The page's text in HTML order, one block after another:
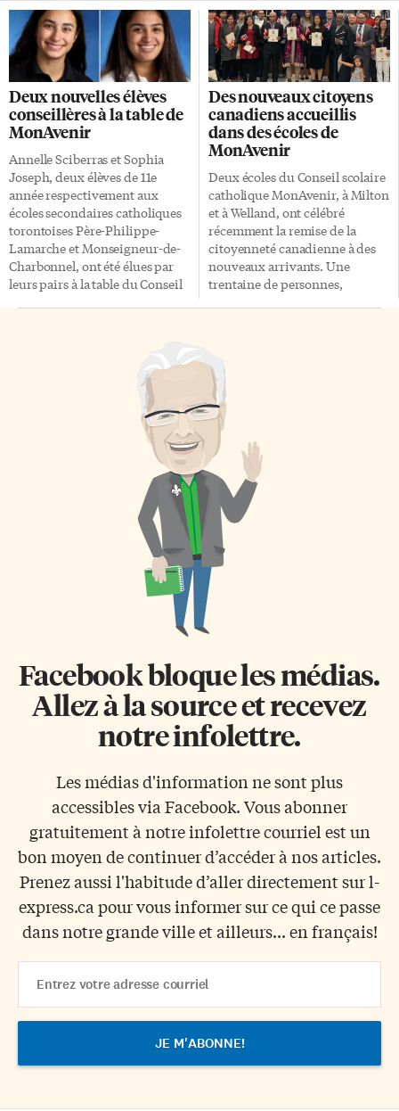
l’élémentaire dans toute la
province, ont indiqué jeudi le
premier ministre Doug Ford et
le ministre de l’Éducation,
Stephen Lecce. Mais au
secondaire, un modèle hybride
– avec des cohortes limitées à 15
élèves et une alternance de
cours en classe et en ligne – est
prescrit pour 24 conseils
scolaires, dont les gros conseils
[…]
surintendants gèrent diverses
activités ou secteurs du
Conseil). Diplômée des
Universités de Toronto et de la
Laurentienne à Sudbury, Mme
Kozak cumule plus de 20 ans
d’expérience en éducation. Elle
est originaire de la région de
Toronto, et elle a elle-même
étudié dans une école du Csc
MonAvenir, à l’époque où il se
nommait Conseil scolaire de
district catholique Centre-Sud.
Elle a enseigné pendant plus de
[…]
Deux nouvelles élèves
conseillères à la table de
MonAvenir
Annelle Sciberras et Sophia
Joseph, deux élèves de 11e
année respectivement aux
écoles secondaires catholiques
torontoises Père-Philippe-
Lamarche et Monseigneur-de-
Charbonnel, ont été élues par
leurs pairs à la table du Conseil
été entériné par les douze élus
régionaux à leur réunion du 26
conseillères-élèves prendra
effet le 1er août 2020 et se
terminera le 31 juillet 2021.
«Nous sommes ravis de l’intérêt
directeur de l’Éducation, André
Blais. «Ces élections sont un
Des nouveaux citoyens
canadiens accueillis
dans des écoles de
MonAvenir
Deux écoles du Conseil scolaire
catholique MonAvenir, à Milton
et à Welland, ont célébré
récemment la remise de la
citoyenneté canadienne à des
nouveaux arrivants. Une
trentaine de personnes,
Saint-Nicolas à Milton. «Nous
sommes heureux de pouvoir
partager ce moment inoubliable
avec vous», leur a dit le
conseiller scolaire de la région
de Halton, Dominique
Janssens. À Welland, c’est à
l’école secondaire Jean-Vanier
que 27 nouveaux citoyens ont
été accueillis. L’élue de la
région, Jo-Anne Thibodeau, a
souligné que «nous retrouvons
dans nos écoles […]
Facebook bloque les médias.
Allez à la source et recevez
notre infolettre.
Les médias d'information ne sont plus
accessibles via Facebook. Vous abonner
gratuitement à notre infolettre courriel est un
bon moyen de continuer d’accéder à nos articles.
Prenez aussi l'habitude d’aller directement sur l-
express.ca pour vous informer sur ce qui ce passe
dans notre grande ville et ailleurs... en français!
Address